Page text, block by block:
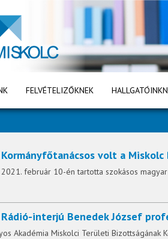
FELVÉTELIZŐKNEK
Kormányfőtanácsos volt a Miskolc
2021. február 10-én tartotta szokásos
Rádió-interjú Benedek József
Akadémia Miskolci Területi Bizottságának